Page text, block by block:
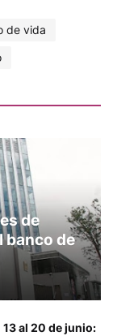
de vida
de
banco de
13 al 20 de junio: